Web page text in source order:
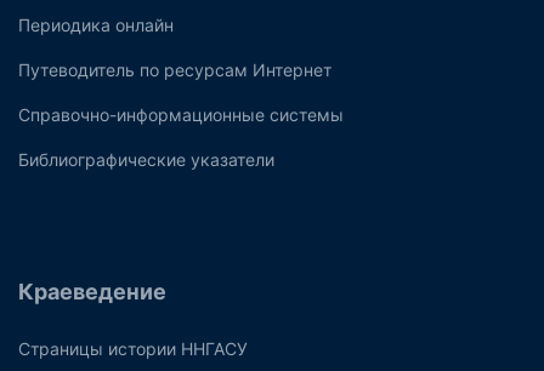
Периодика онлайн
Путеводитель по ресурсам Интернет
Справочно-информационные системы
Библиографические указатели
Краеведение
Страницы истории ННГАСУ